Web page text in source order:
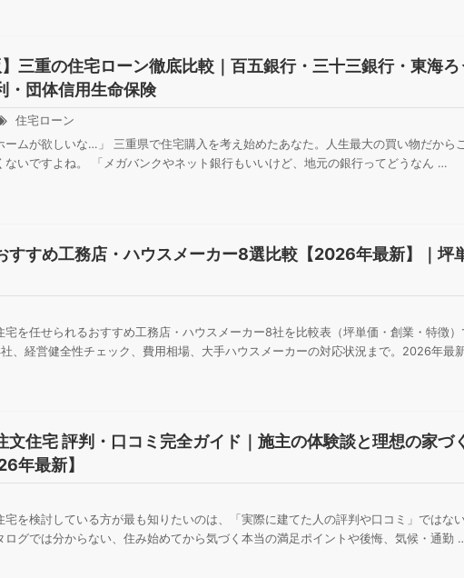
】三重の住宅ローン徹底比較｜百五銀行・三十三銀行・東海
・団体信用生命保険
住宅ローン
ームが欲しいな…」 三重県で住宅購入を考え始めたあなた。人生最大の買い物だから
ないですよね。 「メガバンクやネット銀行もいいけど、地元の銀行ってどうなん …
すすめ工務店・ハウスメーカー8選比較【2026年最新】｜坪
宅を任せられるおすすめ工務店・ハウスメーカー8社を比較表（坪単価・創業・特徴
、経営健全性チェック、費用相場、大手ハウスメーカーの対応状況まで。2026年最新
文住宅 評判・口コミ完全ガイド｜施主の体験談と理想の家づ
年最新】
宅を検討している方が最も知りたいのは、「実際に建てた人の評判や口コミ」ではな
ログでは分からない、住み始めてから気づく本当の満足ポイントや後悔、気候・通勤